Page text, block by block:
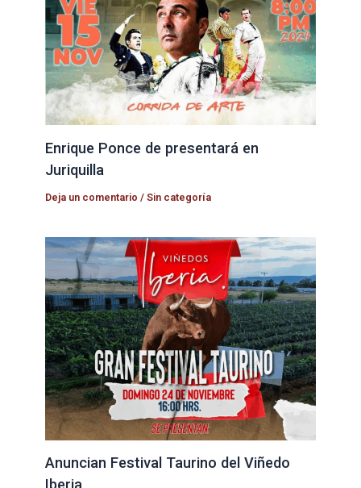
Enrique Ponce de presentará en
Juriquilla
Deja un comentario /Sin categoría
Anuncian Festival Taurino del Viñedo
Iberia